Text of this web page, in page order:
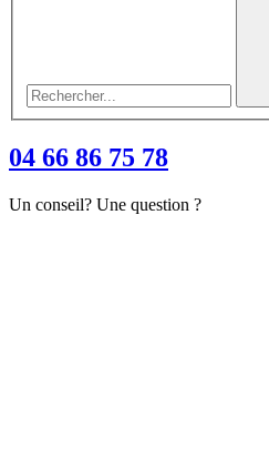
04 66 86 75 78
Un conseil? Une question ?